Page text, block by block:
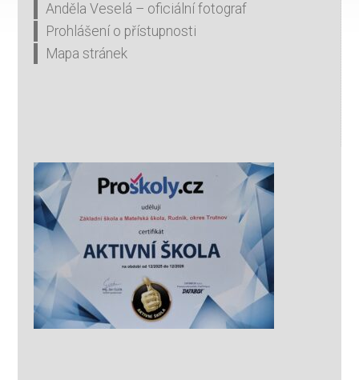
Anděla Veselá – oficiální fotograf
Prohlášení o přístupnosti
Mapa stránek